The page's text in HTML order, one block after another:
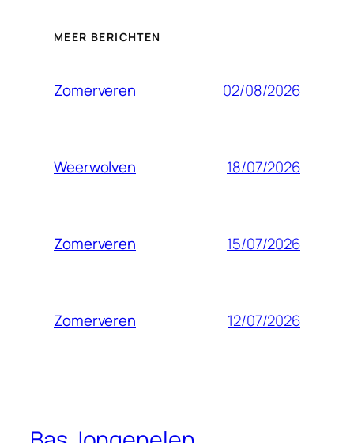
MEER BERICHTEN
Zomerveren 02/08/2026
Weerwolven 18/07/2026
Zomerveren 15/07/2026
Zomerveren 12/07/2026